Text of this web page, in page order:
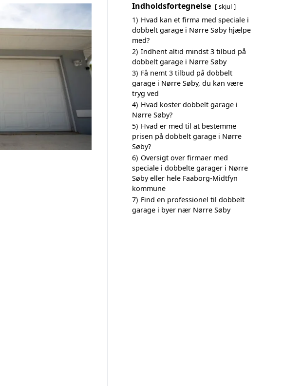
Indholdsfortegnelse skjul
1) Hvad kan et firma med speciale i
dobbelt garage i Nørre Søby hjælpe
med?
2) Indhent altid mindst 3 tilbud på
dobbelt garage i Nørre Søby
3) Få nemt 3 tilbud på dobbelt
garage i Nørre Søby, du kan være
tryg ved
4) Hvad koster dobbelt garage i
Nørre Søby?
5) Hvad er med til at bestemme
prisen på dobbelt garage i Nørre
Søby?
6) Oversigt over firmaer med
speciale i dobbelte garager i Nørre
Søby eller hele Faaborg-Midtfyn
kommune
7) Find en professionel til dobbelt
garage i byer nær Nørre Søby